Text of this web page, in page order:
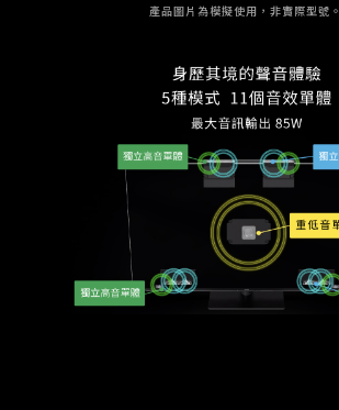
產品圖片為模擬使用，非實際型號。